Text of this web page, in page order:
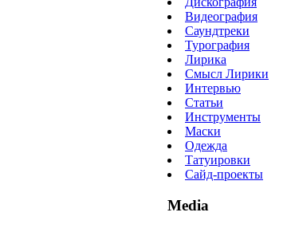
Видеография
Саундтреки
Турография
Лирика
Смысл Лирики
Интервью
Статьи
Инструменты
Маски
Одежда
Татуировки
Сайд-проекты
Media